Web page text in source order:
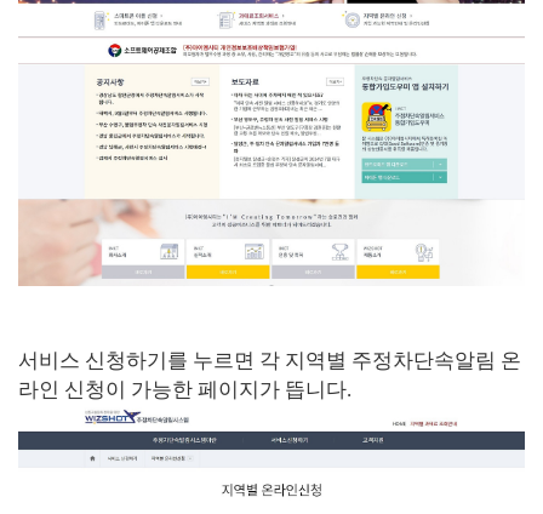
서비스 신청하기를 누르면 각 지역별 주정차단속알림 온
라인 신청이 가능한 페이지가 뜹니다.